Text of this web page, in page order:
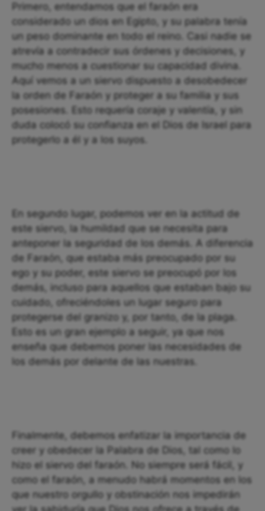
Primero, entendamos que el faraón era
considerado un dios en Egipto, y su palabra tenía
un peso dominante en todo el reino. Casi nadie se
atrevía a contradecir sus órdenes y decisiones, y
mucho menos a cuestionar su capacidad divina.
Aquí vemos a un siervo dispuesto a desobedecer
la orden de Faraón y proteger a su familia y sus
posesiones. Esto requería coraje y valentía, y sin
duda colocó su confianza en el Dios de Israel para
protegerlo a él y a los suyos.
En segundo lugar, podemos ver en la actitud de
este siervo, la humildad que se necesita para
anteponer la seguridad de los demás. A diferencia
de Faraón, que estaba más preocupado por su
ego y su poder, este siervo se preocupó por los
demás, incluso para aquellos que estaban bajo su
cuidado, ofreciéndoles un lugar seguro para
protegerse del granizo y, por tanto, de la plaga.
Esto es un gran ejemplo a seguir, ya que nos
enseña que debemos poner las necesidades de
los demás por delante de las nuestras.
Finalmente, debemos enfatizar la importancia de
creer y obedecer la Palabra de Dios, tal como lo
hizo el siervo del faraón. No siempre será fácil, y
como el faraón, a menudo habrá momentos en los
que nuestro orgullo y obstinación nos impedirán